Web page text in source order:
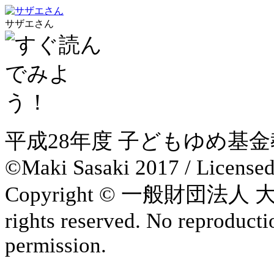
サザエさん
平成28年度 子どもゆめ基
©Maki Sasaki 2017 /
Copyright © 一般財団法人
rights reserved. No
permission.